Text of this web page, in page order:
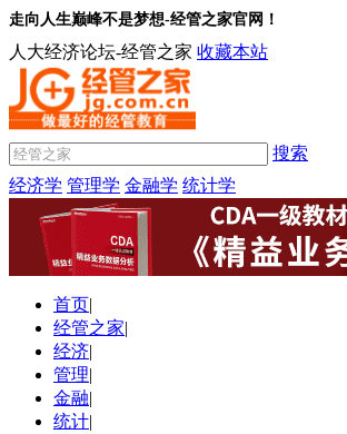
走向人生巅峰不是梦想-经管之家官网！
人大经济论坛-经管之家 收藏本站
搜索
经济学 管理学 金融学 统计学
首页|
经管之家|
经济|
管理|
金融|
统计|